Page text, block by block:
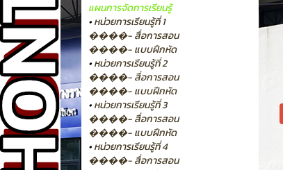
แผนการจัดการเรียนรู้
•หน่วยการเรียนรู้ที่ 1
����- สื่อการสอน
����- แบบฝึกหัด
•หน่วยการเรียนรู้ที่ 2
����- สื่อการสอน
����- แบบฝึกหัด
•หน่วยการเรียนรู้ที่ 3
����- สื่อการสอน
����- แบบฝึกหัด
•หน่วยการเรียนรู้ที่ 4
����- สื่อการสอน